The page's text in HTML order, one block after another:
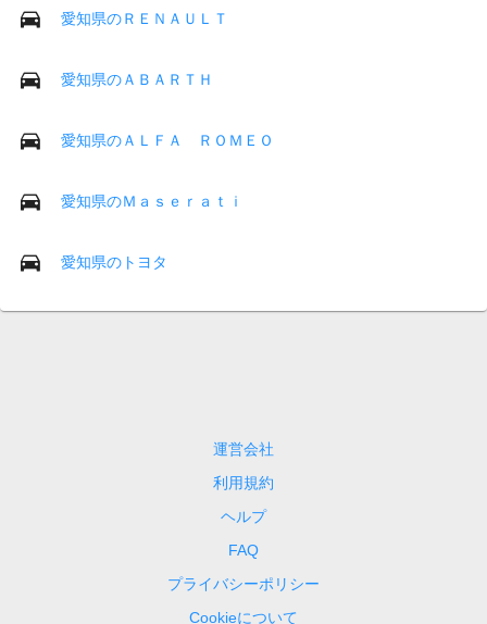
愛知県のＲＥＮＡＵＬＴ
愛知県のＡＢＡＲＴＨ
愛知県のＡＬＦＡ ＲＯＭＥＯ
愛知県のＭａｓｅｒａｔｉ
愛知県のトヨタ
運営会社
利用規約
ヘルプ
FAQ
プライバシーポリシー
Cookieについて